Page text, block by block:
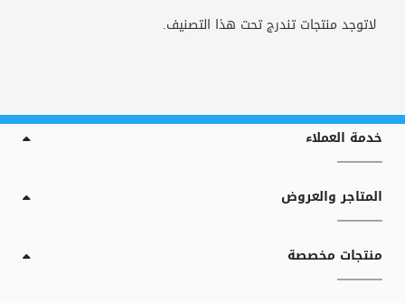
لاتوجد منتجات تندرج تحت هذا التصنيف.
خدمة العملاء
المتاجر والعروض
منتجات مخصصة